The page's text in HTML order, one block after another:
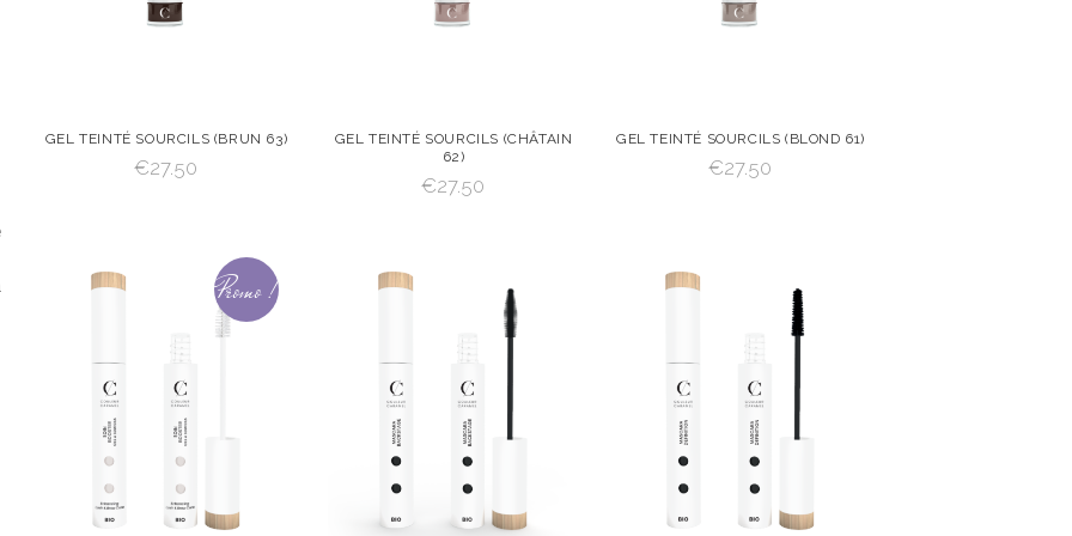
AJOUTER AU
GEL TEINTÉ SOURCILS (BRUN 63)
€27.50
GEL TEINTÉ SOURCILS (CHÂTAIN
62)
€27.50
AJOUTER AU
GEL TEINTÉ SOURCILS (BLOND 61)
€27.50
Promo !